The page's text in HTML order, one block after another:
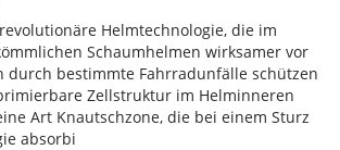
Helmtechnologie, die im
Schaumhelmen wirksamer vor
durch bestimmte Fahrradunfälle schützen
Zellstruktur im Helminneren
Art Knautschzone, die bei einem Sturz
absorbi